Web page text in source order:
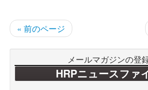
« 前のページ
メールマガジンの登
HRPニュースファ